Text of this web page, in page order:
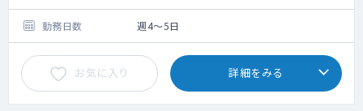
外来と訪問診療をお願いします。
外来はかかりつけ患者さんが中心です。
訪問診療は施設中心で、看護師さん兼運転手
の2名体制になります。
勤務日数 週4～5日
お気に入り 詳細をみる